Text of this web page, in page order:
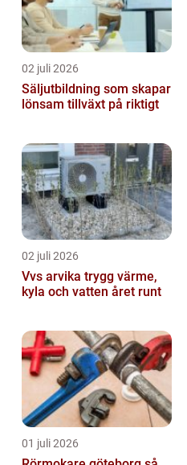
02 juli 2026
Säljutbildning som skapar
lönsam tillväxt på riktigt
02 juli 2026
Vvs arvika trygg värme,
kyla och vatten året runt
01 juli 2026